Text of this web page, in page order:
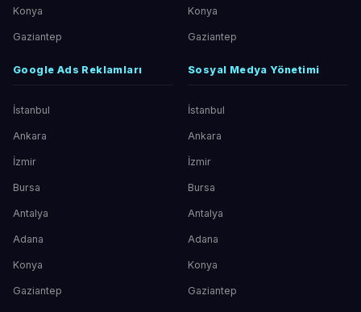
Konya
Gaziantep
Konya
Gaziantep
Google Ads Reklamları
İstanbul
Ankara
İzmir
Bursa
Antalya
Adana
Konya
Gaziantep
Sosyal Medya Yönetimi
İstanbul
Ankara
İzmir
Bursa
Antalya
Adana
Konya
Gaziantep